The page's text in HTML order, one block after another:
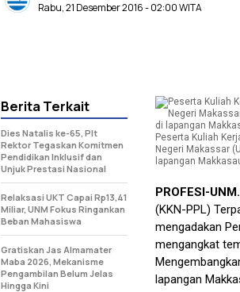
Rabu, 21 Desember 2016- 02:00 WITA
Peserta Kuliah
Negeri Makassar
lapangan
PROFESI-
(KKN-PPL)
mengadakan
mengangkat
lapangan
Berita Terkait
Dies Natalis ke-65, Plt
Rektor Tegaskan Komitmen
Pendidikan Inklusif dan
Unjuk Prestasi Nasional
Relaksasi UKT Capai Rp13,41
Miliar, UNM Fokus Ringankan
Beban Mahasiswa
Gratiskan Jas Almamater
Maba 2026, Mekanisme
Pengambilan Belum Jelas
Hingga Kini